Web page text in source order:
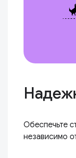
Обеспечьте
независимо